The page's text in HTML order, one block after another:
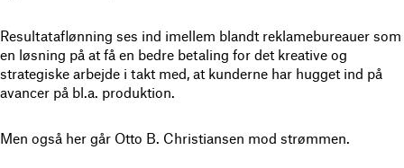
Resultataflønning ses ind imellem blandt reklamebureauer som
en løsning på at få en bedre betaling for det kreative og
strategiske arbejde i takt med, at kunderne har hugget ind på
avancer på bl.a. produktion.
Men også her går Otto B. Christiansen mod strømmen.